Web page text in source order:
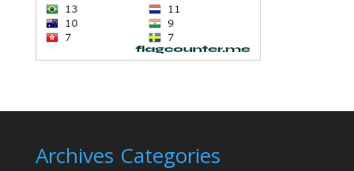
Archives Categories